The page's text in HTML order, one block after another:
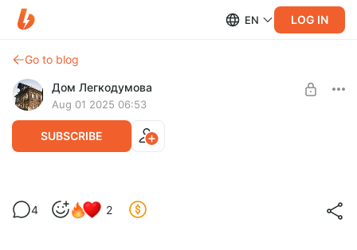
EN LOG IN
Go to blog
Дом Легкодумова
Aug 01 2025 06:53
SUBSCRIBE
Прощальный румтур...
Запомним дом таким, каким он был с нами весь 2024г.
Level required:
4 2